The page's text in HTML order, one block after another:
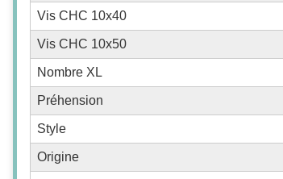
Vis CHC 10x40
Vis CHC 10x50
Nombre XL
Préhension
Style
Origine